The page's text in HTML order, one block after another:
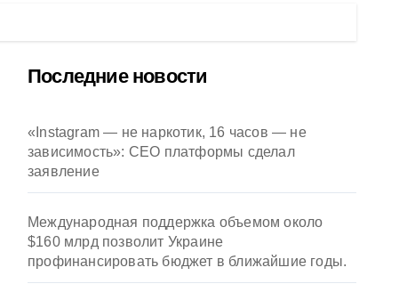
Последние новости
«Instagram — не наркотик, 16 часов — не
зависимость»: CEO платформы сделал
заявление
Международная поддержка объемом около
$160 млрд позволит Украине
профинансировать бюджет в ближайшие годы.